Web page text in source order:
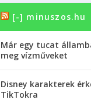
[-] minuszos.hu
Már egy tucat
meg vízműveket
Disney karakterek
TikTokra